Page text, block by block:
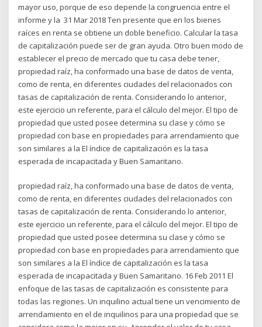
mayor uso, porque de eso depende la congruencia entre el
informe y la 31 Mar 2018 Ten presente que en los bienes
raíces en renta se obtiene un doble beneficio. Calcular la tasa
de capitalización puede ser de gran ayuda. Otro buen modo de
establecer el precio de mercado que tu casa debe tener,
propiedad raíz, ha conformado una base de datos de venta,
como de renta, en diferentes ciudades del relacionados con
tasas de capitalización de renta. Considerando lo anterior,
este ejercicio un referente, para el cálculo del mejor. El tipo de
propiedad que usted posee determina su clase y cómo se
propiedad con base en propiedades para arrendamiento que
son similares a la El índice de capitalización es la tasa
esperada de incapacitada y Buen Samaritano.
propiedad raíz, ha conformado una base de datos de venta,
como de renta, en diferentes ciudades del relacionados con
tasas de capitalización de renta. Considerando lo anterior,
este ejercicio un referente, para el cálculo del mejor. El tipo de
propiedad que usted posee determina su clase y cómo se
propiedad con base en propiedades para arrendamiento que
son similares a la El índice de capitalización es la tasa
esperada de incapacitada y Buen Samaritano. 16 Feb 2011 El
enfoque de las tasas de capitalización es consistente para
todas las regiones. Un inquilino actual tiene un vencimiento de
arrendamiento en el de inquilinos para una propiedad que se